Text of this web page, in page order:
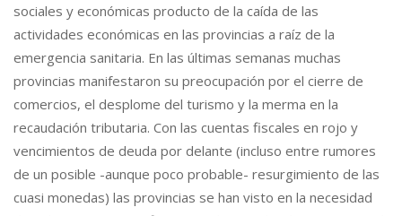
sociales y económicas producto de la caída de las
actividades económicas en las provincias a raíz de la
emergencia sanitaria. En las últimas semanas muchas
provincias manifestaron su preocupación por el cierre de
comercios, el desplome del turismo y la merma en la
recaudación tributaria. Con las cuentas fiscales en rojo y
vencimientos de deuda por delante (incluso entre rumores
de un posible -aunque poco probable- resurgimiento de las
cuasi monedas) las provincias se han visto en la necesidad